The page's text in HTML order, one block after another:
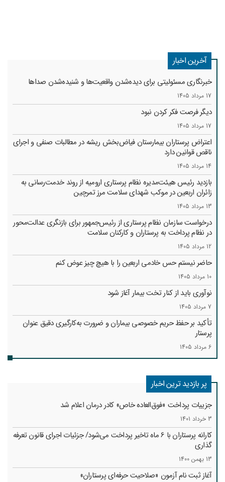
آخرین اخبار
خبرنگاری مسئولیتی برای دیده‌شدن واقعیت‌ها و شنیده‌شدن صداها
17 مرداد 1405
دیگر فرصت فکر کردن نبود
17 مرداد 1405
اعتراض پرستاران بیمارستان فیاض‌بخش ریشه در مطالبات صنفی و اجرای
ناقص قوانین دارد
14 مرداد 1405
بازدید رئیس هیئت‌مدیره نظام پرستاری ارومیه از روند خدمت‌رسانی به
زائران اربعین در موکب شهدای سلامت مرز تمرچین
13 مرداد 1405
درخواست سازمان نظام پرستاری از رئیس‌جمهور برای بازنگری عدالت‌محور
در نظام پرداخت به پرستاران و کارکنان سلامت
12 مرداد 1405
حاضر نیستم حس خادمی اربعین را با هیچ چیز عوض کنم
10 مرداد 1405
نوآوری باید از کنار تخت بیمار آغاز شود
7 مرداد 1405
تأکید بر حفظ حریم خصوصی بیماران و ضرورت به‌کارگیری دقیق عنوان
پرستار
6 مرداد 1405
پر بازدید ترین اخبار
جزییات پرداخت «فوق‌العاده خاص» کادر درمان اعلام شد
3 خرداد 1401
کارانه‌ پرستاران با 6 ماه تاخیر پرداخت می‌شود/ جزئیات اجرای قانون تعرفه
گذاری
13 بهمن 1400
آغاز ثبت نام آزمون «صلاحیت حرفه‌ای پرستاران»